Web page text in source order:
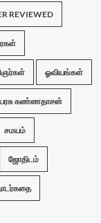
REVIEWED
ஓவியங்கள்
கண்ணதாசன்
சமயம்
ஜோதிடம்